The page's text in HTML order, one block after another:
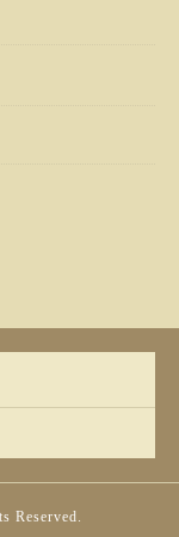
Reserved.